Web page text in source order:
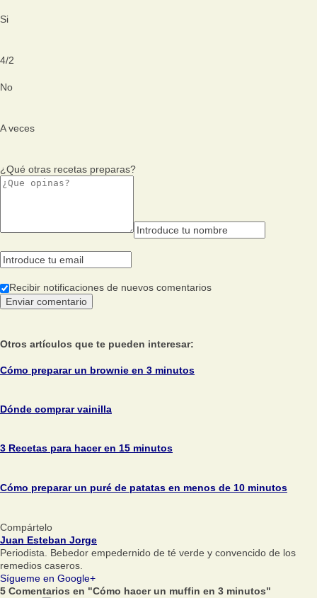
Si
4/2
No
A veces
¿Qué otras recetas preparas?
Recibir notificaciones de nuevos comentarios
Otros artículos que te pueden interesar:
Cómo preparar un brownie en 3 minutos
Dónde comprar vainilla
3 Recetas para hacer en 15 minutos
Cómo preparar un puré de patatas en menos de 10 minutos
Compártelo
Juan Esteban Jorge
Periodista. Bebedor empedernido de té verde y convencido de los
remedios caseros.
Sígueme en Google+
5 Comentarios en "Cómo hacer un muffin en 3 minutos"